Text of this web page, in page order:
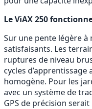
Le ViAX 250
Sur une pente légère
satisfaisants. Les
ruptures de niveau
cycles
homogène. Pour les
avec un système de
GPS de précision